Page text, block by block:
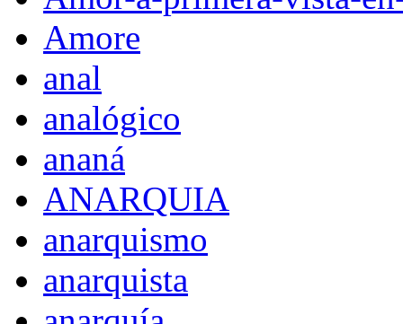
Amore
anal
analógico
ananá
ANARQUIA
anarquismo
anarquista